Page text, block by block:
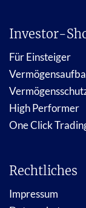
Investor-
Für Einsteiger
High Performer
One Click
Rechtliches
Impressum